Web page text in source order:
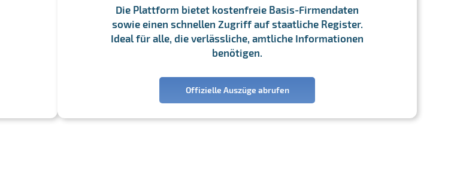
Die Plattform bietet kostenfreie Basis-Firmendaten
sowie einen schnellen Zugriff auf staatliche Register.
Ideal für alle, die verlässliche, amtliche Informationen
benötigen.
Offizielle Auszüge abrufen